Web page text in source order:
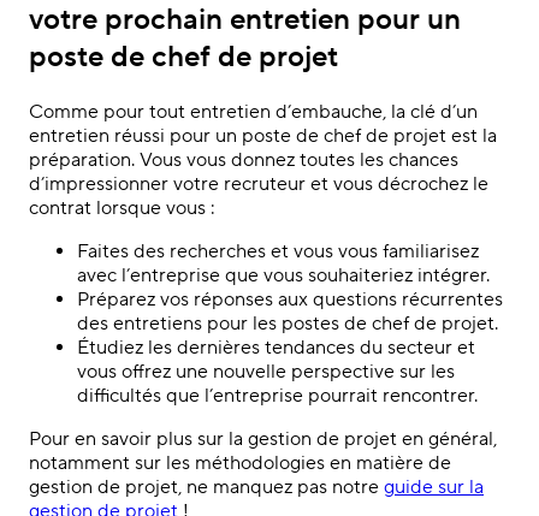
votre prochain entretien pour un
poste de chef de projet
Comme pour tout entretien d’embauche, la clé d’un
entretien réussi pour un poste de chef de projet est la
préparation. Vous vous donnez toutes les chances
d’impressionner votre recruteur et vous décrochez le
contrat lorsque vous :
Faites des recherches et vous vous familiarisez
avec l’entreprise que vous souhaiteriez intégrer.
Préparez vos réponses aux questions récurrentes
des entretiens pour les postes de chef de projet.
Étudiez les dernières tendances du secteur et
vous offrez une nouvelle perspective sur les
difficultés que l’entreprise pourrait rencontrer.
Pour en savoir plus sur la gestion de projet en général,
notamment sur les méthodologies en matière de
gestion de projet, ne manquez pas notre guide sur la
gestion de projet !